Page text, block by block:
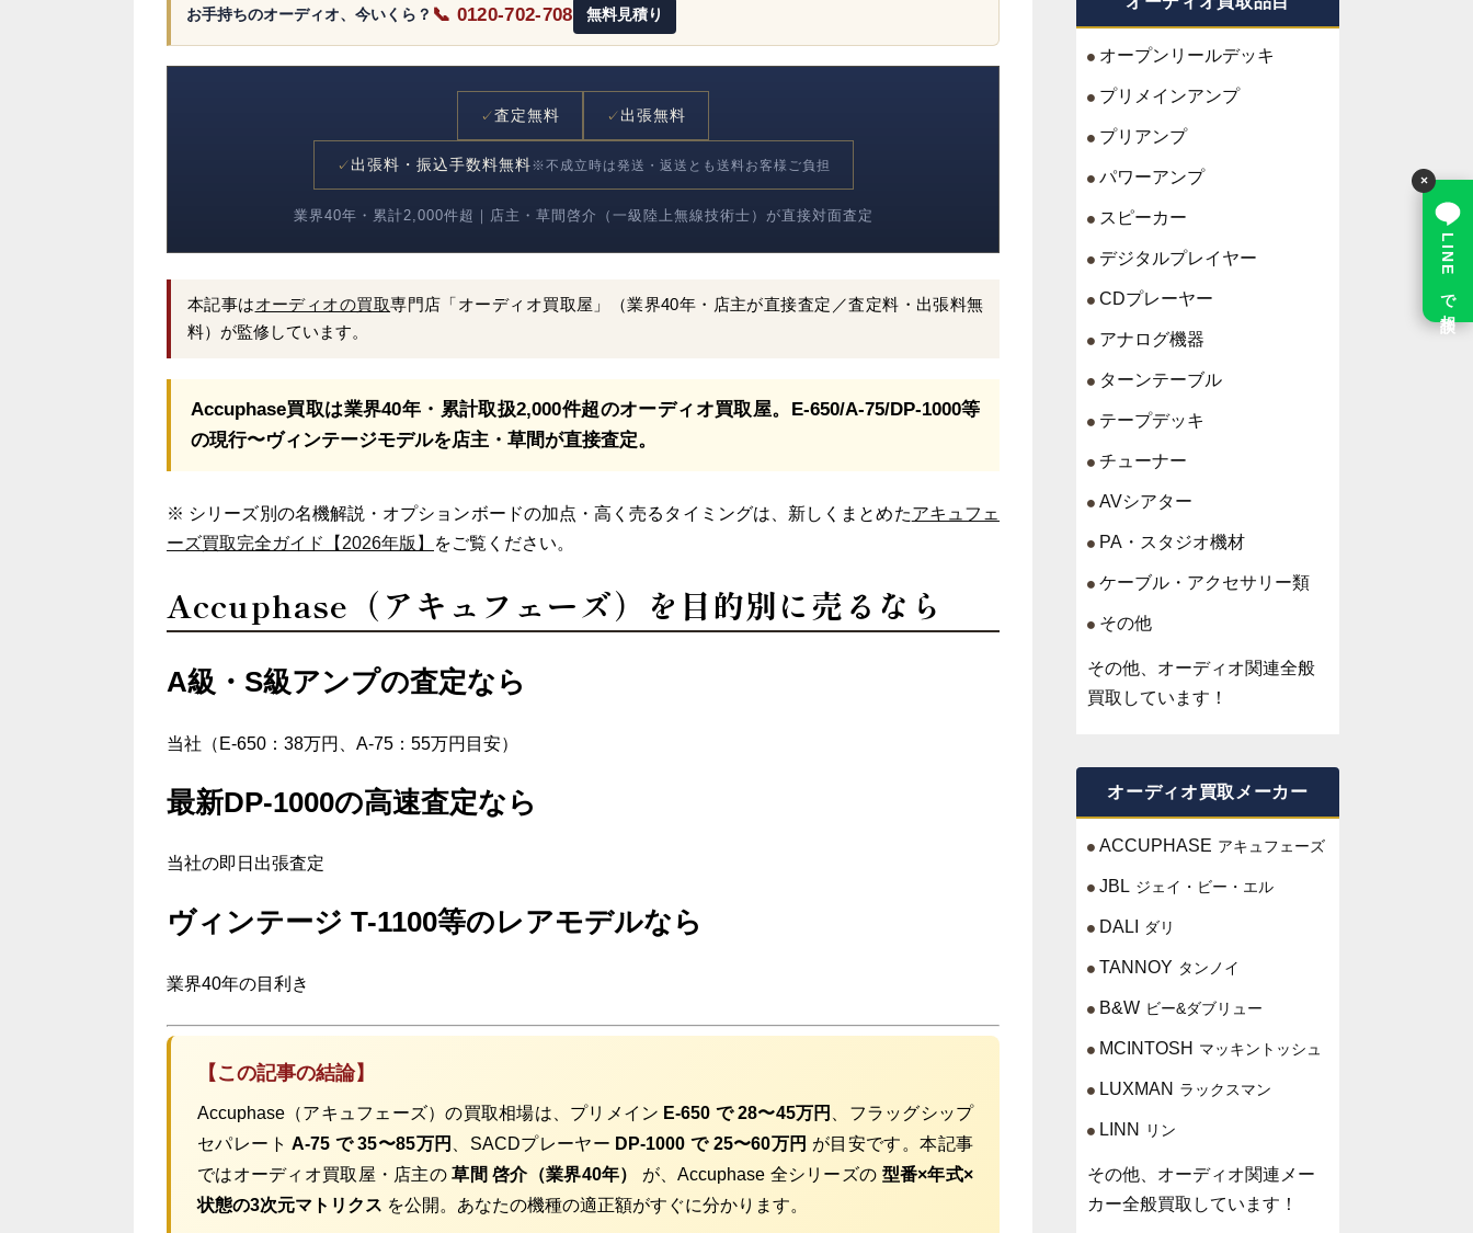
お手持ちのオーディオ、今いくら？ 📞 0120-702-708 無料見積り
✓査定無料 ✓ 出張無料
✓ 出張料・振込手数料無料※不成立時は発送・返送とも送料お客様ご負担
業界40年・累計2,000件超｜店主・草間啓介（一級陸上無線技術士）が直接対面査定
本記事はオーディオの買取専門店「オーディオ買取屋」（業界40年・店主が直接査定／査定料・出張料無
料）が監修しています。
Accuphase買取は業界40年・累計取扱2,000件超のオーディオ買取屋。E-650/A-75/DP-1000等
の現行〜ヴィンテージモデルを店主・草間が直接査定。
※ シリーズ別の名機解説・オプションボードの加点・高く売るタイミングは、新しくまとめたアキュフェ
ーズ買取完全ガイド【2026年版】
をご覧ください。
Accuphase（アキュフェーズ）を目的別に売るなら
A級・S級アンプの査定なら
当社（E-650：38万円、A-75：55万円目安）
最新DP-1000の高速査定なら
当社の即日出張査定
ヴィンテージ T-1100等のレアモデルなら
業界40年の目利き
【この記事の結論】
Accuphase（アキュフェーズ）の買取相場は、プリメイン E-650 で 28〜45万円
、フラッグシップ
セパレートA-75 で 35〜85万円 、SACDプレーヤー DP-1000 で 25〜60万円 が目安です。本記事
ではオーディオ買取屋・店主の草間 啓介（業界40年） が、Accuphase 全シリーズの 型番×年式×
状態の3次元マトリクス を公開。あなたの機種の適正額がすぐに分かります。
オープンリールデッキ
プリメインアンプ
プリアンプ
パワーアンプ
スピーカー
デジタルプレイヤー
CDプレーヤー
アナログ機器
ターンテーブル
テープデッキ
チューナー
AVシアター
PA・スタジオ機材
ケーブル・アクセサリー類
その他
その他、オーディオ関連全般
買取しています！
オーディオ買取メーカー
ACCUPHASE アキュフェーズ
JBL ジェイ・ビー・エル
DALI ダリ
TANNOY タンノイ
B&W ビー&ダブリュー
MCINTOSH マッキントッシュ
LUXMAN ラックスマン
LINN リン
その他、オーディオ関連メー
カー全般買取しています！
LINE で相談
×